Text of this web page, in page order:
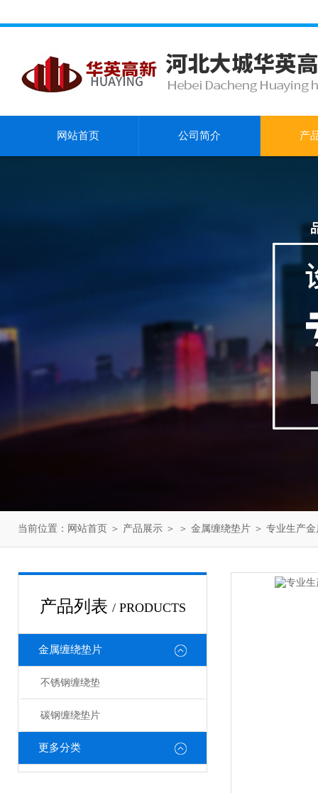
网站首页 公司简介 产
当前位置： 网站首页 ＞ 产品展示 ＞ ＞ 金属缠绕垫片 ＞ 专业生产
产品列表 / PRODUCTS
金属缠绕垫片
不锈钢缠绕垫
碳钢缠绕垫片
更多分类